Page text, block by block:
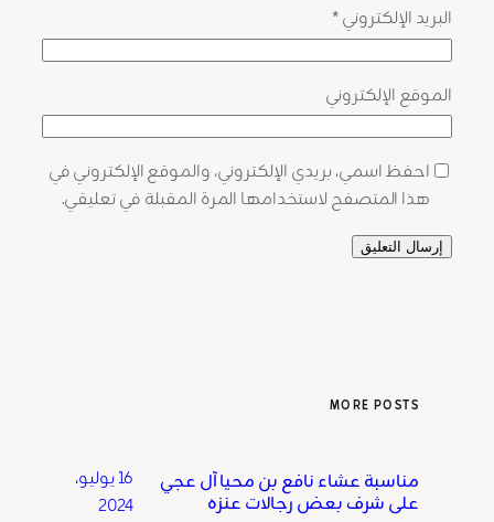
البريد الإلكتروني*
الموقع الإلكتروني
احفظ اسمي، بريدي الإلكتروني، والموقع الإلكتروني في
هذا المتصفح لاستخدامها المرة المقبلة في تعليقي.
MORE POSTS
مناسبة عشاء نافع بن محيا آل عجي
على شرف بعض رجالات عنزه
16 يوليو،
2024